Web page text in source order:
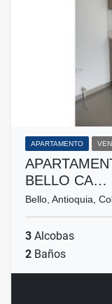
APARTAMENTO
BELLO CA…
Bello, Antioquia,
3 Alcobas
2 Baños